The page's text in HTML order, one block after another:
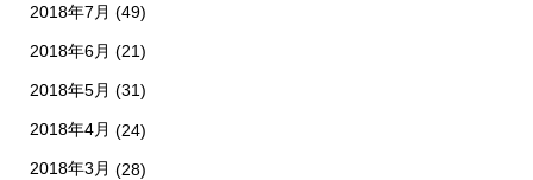
2018年7月 (49)
2018年6月 (21)
2018年5月 (31)
2018年4月 (24)
2018年3月 (28)